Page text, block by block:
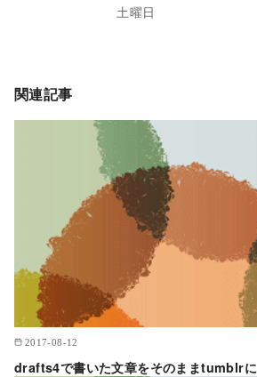
土曜日
関連記事
2017-08-12
drafts4で書いた文章をそのままtumblrに